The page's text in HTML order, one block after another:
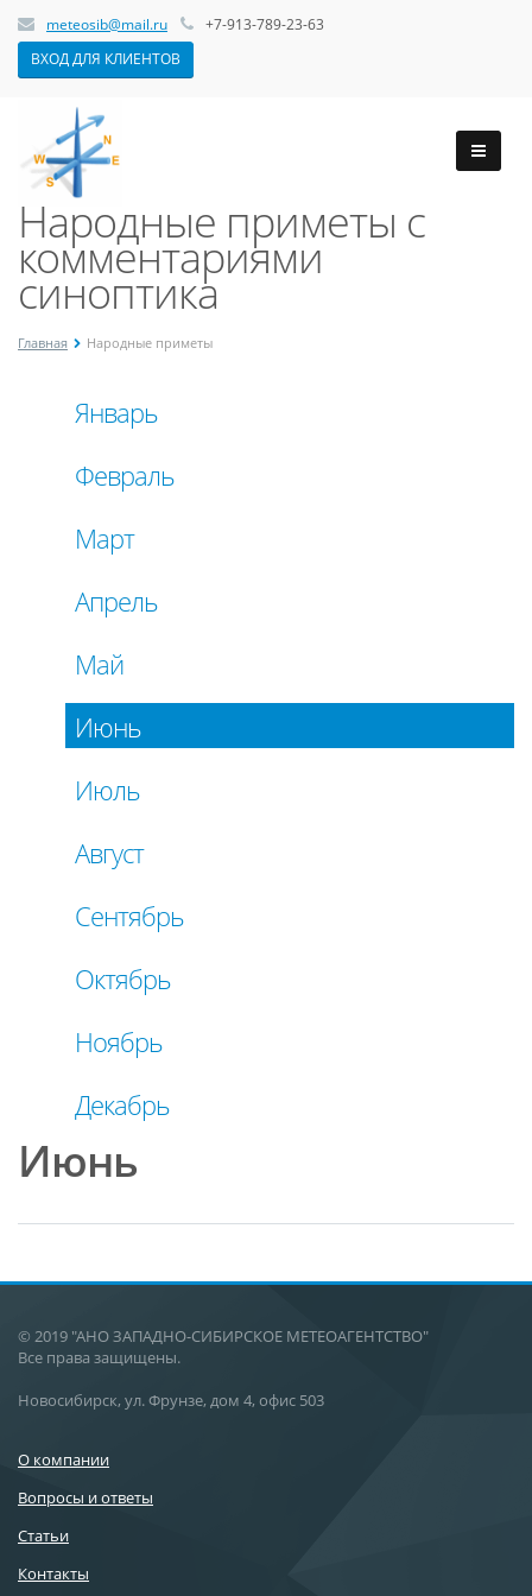
meteosib@mail.ru
+7-913-789-23-63
ВХОД ДЛЯ КЛИЕНТОВ
Народные приметы с
комментариями
синоптика
Главная Народные приметы
Январь
Февраль
Март
Апрель
Май
Июнь
Июль
Август
Сентябрь
Октябрь
Ноябрь
Декабрь
Июнь
© 2019 "АНО ЗАПАДНО-СИБИРСКОЕ МЕТЕОАГЕНТСТВО"
Все права защищены.
Новосибирск, ул. Фрунзе, дом 4, офис 503
О компании
Вопросы и ответы
Статьи
Контакты